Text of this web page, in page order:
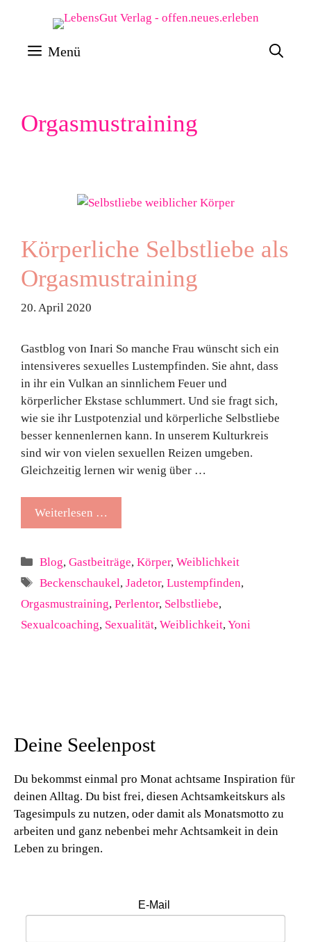
Inhalt
springen
Menü
Orgasmustraining
Körperliche Selbstliebe als
Orgasmustraining
20. April 2020
Gastblog von Inari So manche Frau wünscht sich ein
intensiveres sexuelles Lustempfinden. Sie ahnt, dass
in ihr ein Vulkan an sinnlichem Feuer und
körperlicher Ekstase schlummert. Und sie fragt sich,
wie sie ihr Lustpotenzial und körperliche Selbstliebe
besser kennenlernen kann. In unserem Kulturkreis
sind wir von vielen sexuellen Reizen umgeben.
Gleichzeitig lernen wir wenig über …
Weiterlesen …
Kategorien
Blog,Gastbeiträge,Körper,Weiblichkeit
Schlagwörter
Beckenschaukel,Jadetor,Lustempfinden,
Orgasmustraining, Perlentor, Selbstliebe,
Sexualcoaching, Sexualität, Weiblichkeit, Yoni
Deine Seelenpost
Du bekommst einmal pro Monat achtsame Inspiration für
deinen Alltag. Du bist frei, diesen Achtsamkeitskurs als
Tagesimpuls zu nutzen, oder damit als Monatsmotto zu
arbeiten und ganz nebenbei mehr Achtsamkeit in dein
Leben zu bringen.
E-Mail